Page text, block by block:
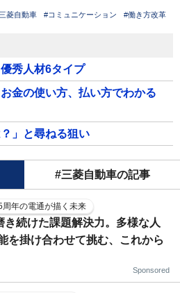
菱自動車 #コミュニケーション #働き方改革
秀人材6タイプ
金の使い方、払い方でわかる
」と尋ねる狙い
#三菱自動車の記事
周年の電通が描く未来
き続けた課題解決力。多様な人
を掛け合わせて挑む、これから
Sponsored